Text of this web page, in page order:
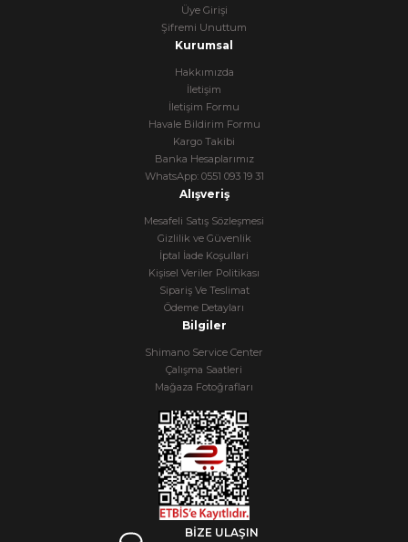
Üye Girişi
Şifremi Unuttum
Kurumsal
Hakkımızda
İletişim
İletişim Formu
Havale Bildirim Formu
Kargo Takibi
Banka Hesaplarımız
WhatsApp: 0551 093 19 31
Alışveriş
Mesafeli Satış Sözleşmesi
Gizlilik ve Güvenlik
İptal İade Koşullari
Kişisel Veriler Politikası
Sipariş Ve Teslimat
Ödeme Detayları
Bilgiler
Shimano Service Center
Çalışma Saatleri
Mağaza Fotoğrafları
BİZE ULAŞIN